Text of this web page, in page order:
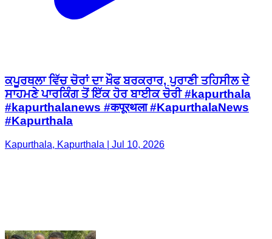
ਕਪੂਰਥਲਾ ਵਿੱਚ ਚੋਰਾਂ ਦਾ ਖ਼ੌਫ ਬਰਕਰਾਰ, ਪੁਰਾਣੀ ਤਹਿਸੀਲ ਦੇ
ਸਾਹਮਣੇ ਪਾਰਕਿੰਗ ਤੋਂ ਇੱਕ ਹੋਰ ਬਾਈਕ ਚੋਰੀ #kapurthala
#kapurthalanews #कपूरथला #KapurthalaNews
#Kapurthala
Kapurthala, Kapurthala | Jul 10, 2026